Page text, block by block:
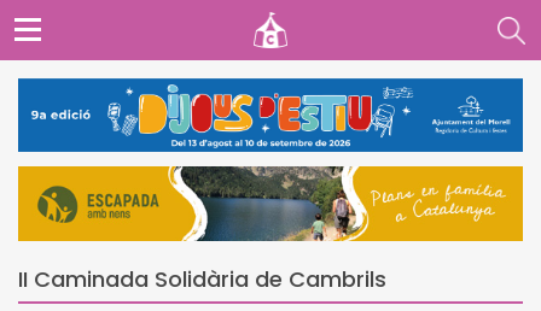
II Caminada Solidària de Cambrils